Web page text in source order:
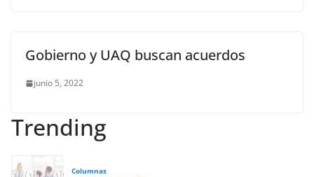
Gobierno y UAQ buscan acuerdos
junio 5, 2022
Trending